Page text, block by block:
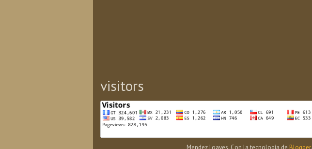
visitors
Mendez Loayes. Con la tecnología de Blogger.